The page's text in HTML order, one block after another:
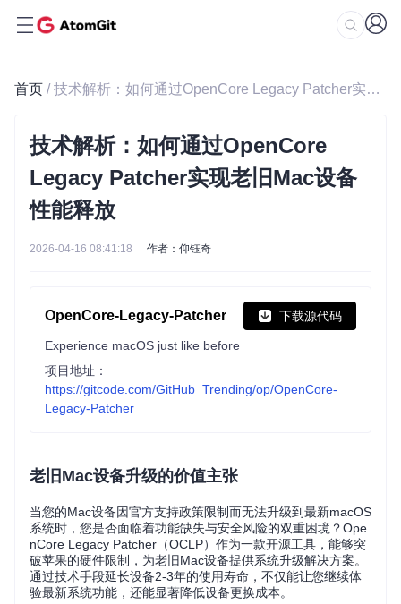
首页 / 技术解析：如何通过OpenCore Legacy Patcher实现老旧Mac设备性能释放
技术解析：如何通过OpenCore
Legacy Patcher实现老旧Mac设备
性能释放
2026-04-16 08:41:18 作者：仰钰奇
OpenCore-Legacy-Patcher 下载源代码
Experience macOS just like before
项目地址：
https://gitcode.com/GitHub_Trending/op/OpenCore-
Legacy-Patcher
老旧Mac设备升级的价值主张
当您的Mac设备因官方支持政策限制而无法升级到最新macOS
系统时，您是否面临着功能缺失与安全风险的双重困境？Ope
nCore Legacy Patcher（OCLP）作为一款开源工具，能够突
破苹果的硬件限制，为老旧Mac设备提供系统升级解决方案。
通过技术手段延长设备2-3年的使用寿命，不仅能让您继续体
验最新系统功能，还能显著降低设备更换成本。